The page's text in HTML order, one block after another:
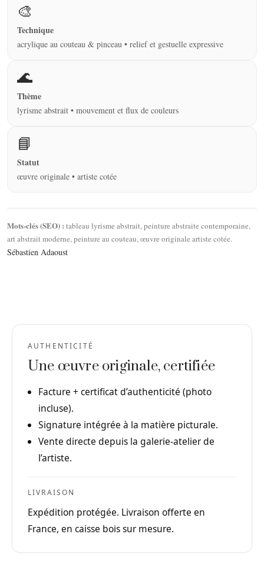
🎨
Technique
acrylique au couteau & pinceau • relief et gestuelle expressive
🌊
Thème
lyrisme abstrait • mouvement et flux de couleurs
📘
Statut
œuvre originale • artiste cotée
Mots-clés (SEO) : tableau lyrisme abstrait, peinture abstraite contemporaine,
art abstrait moderne, peinture au couteau, œuvre originale artiste cotée.
Sébastien Adaoust
AUTHENTICITÉ
Une œuvre originale, certifiée
Facture + certificat d’authenticité (photo
incluse).
Signature intégrée à la matière picturale.
Vente directe depuis la galerie-atelier de
l’artiste.
LIVRAISON
Expédition protégée. Livraison offerte en
France, en caisse bois sur mesure.